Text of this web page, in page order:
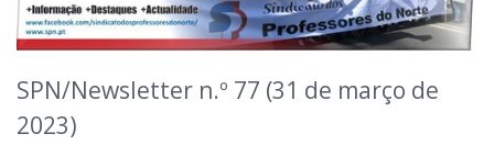
SPN/Newsletter n.º 77 (31 de março de
2023)